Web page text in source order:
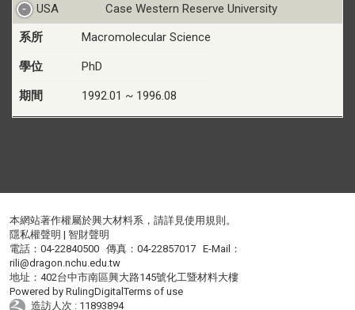
USA
Case Western Reserve University
系所
Macromolecular Science
學位 PhD
期間 1992.01 ~ 1996.08
本網站著作權屬於興大材料系，請詳見使用規則 。
隱私權聲明 |智財聲明
電話：04-22840500 傳真：04-22857017 E-Mail：
rili@dragon.nchu.edu.tw
地址：402台中市南區興大路145號化工暨材料大樓
Powered byRulingDigitalTerms of use
造訪人次 : 11893894